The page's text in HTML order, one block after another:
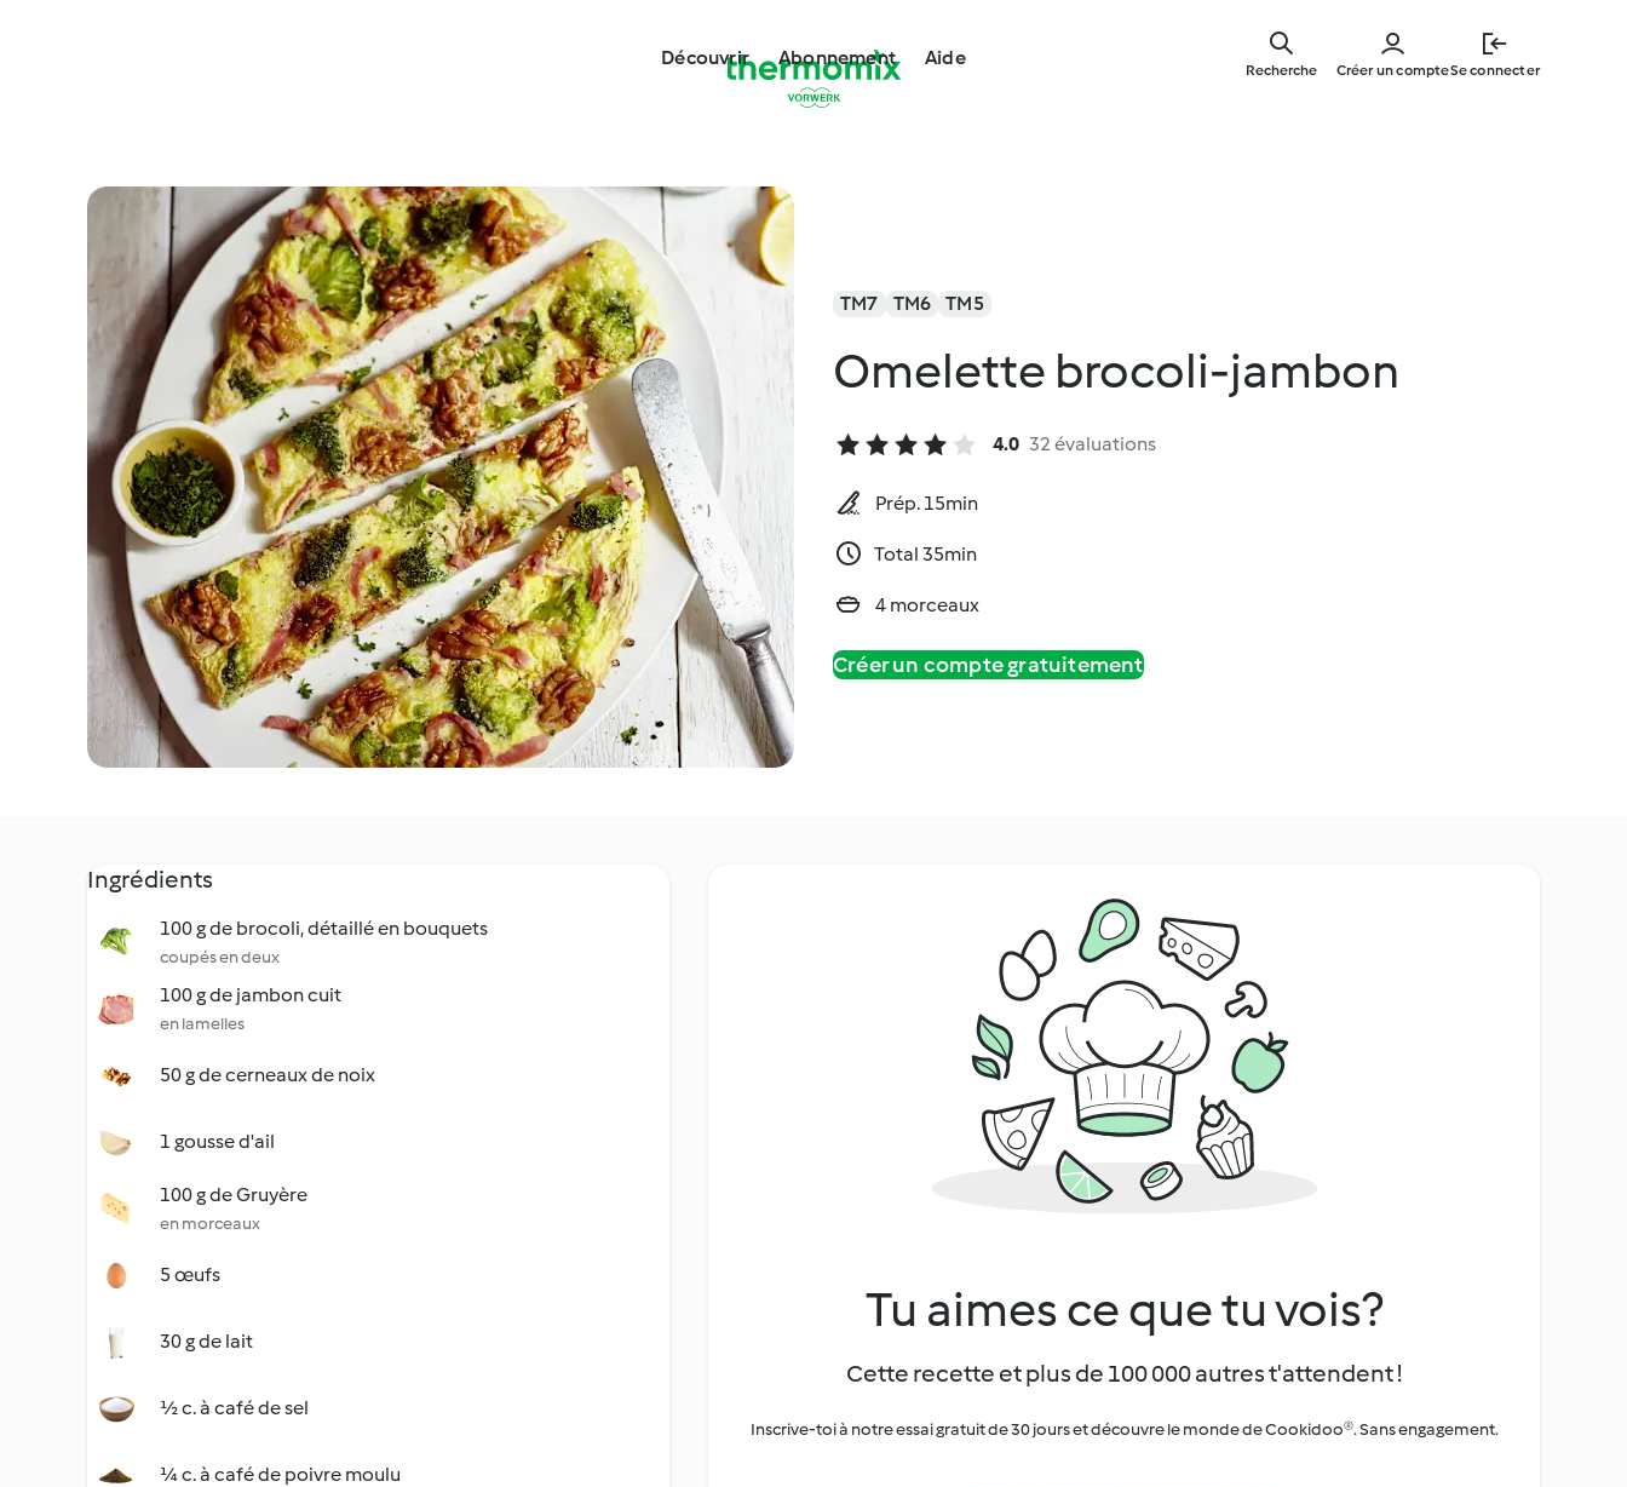
main
Découvrir Abonnement Aide
Créer un compteSe connecter
Recherche
TM7 TM6 TM5
Omelette brocoli-jambon
4.0 32 évaluations
Prép. 15min
Total 35min
4 morceaux
Créer un compte gratuitement
Ingrédients
100 g de brocoli, détaillé en bouquets
coupés en deux
100 g de jambon cuit
en lamelles
50 g de cerneaux de noix
1 gousse d'ail
100 g de Gruyère
en morceaux
5 œufs
30 g de lait
½ c. à café de sel
¼ c. à café de poivre moulu
Tu aimes ce que tu vois?
Cette recette et plus de 100 000 autres t'attendent !
Inscrive-toi à notre essai gratuit de 30 jours et découvre le monde de Cookidoo®. Sans engagement.